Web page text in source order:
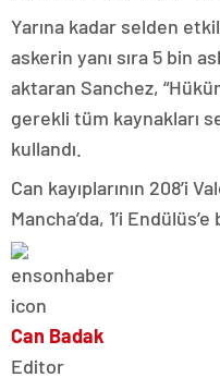
Yarına kadar selden
askerin yanı sıra 5 bin
aktaran Sanchez,
gerekli tüm kaynakları
kullandı.
Can kayıplarının 208’i
Mancha’da, 1’i
Can Badak
Editor